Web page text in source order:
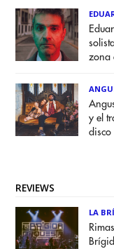
zona
y el
disco
REVIEWS
LA